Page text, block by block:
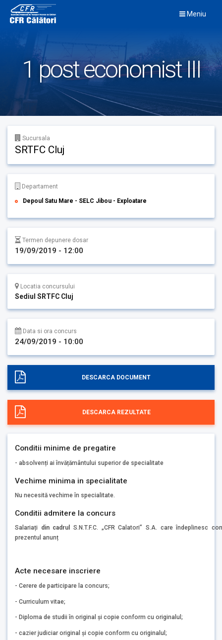
content
Meniu
1 post economist III
Sucursala
SRTFC Cluj
Departament
Depoul Satu Mare - SELC Jibou - Exploatare
Termen depunere dosar
19/09/2019 - 12:00
Locatia concursului
Sediul SRTFC Cluj
Data si ora concurs
24/09/2019 - 10:00
DESCARCA DOCUMENT
DESCARCA REZULTATE
Conditii minime de pregatire
- absolvenți ai învățământului superior de specialitate
Vechime minima in specialitate
Nu necesită vechime în specialitate.
Conditii admitere la concurs
Salariați din cadrulS.N.T.F.C. „CFR Calatori” S.A. care îndeplinesc
prezentul anunț
Acte necesare inscriere
- Cerere de participare la concurs;
- Curriculum vitae;
- Diploma de studii în original și copie conform cu originalul;
- cazier judiciar original și copie conform cu originalul;